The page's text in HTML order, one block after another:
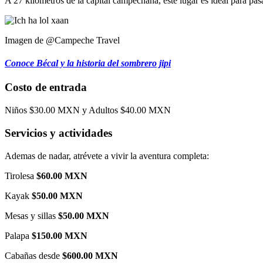
Imagen de @Campeche Travel
Conoce Bécal y la historia del sombrero jipi
Costo de entrada
Niños $30.00 MXN y Adultos $40.00 MXN
Servicios y actividades
Ademas de nadar, atrévete a vivir la aventura completa:
Tirolesa $60.00 MXN
Kayak $50.00 MXN
Mesas y sillas $50.00 MXN
Palapa $150.00 MXN
Cabañas desde $600.00 MXN